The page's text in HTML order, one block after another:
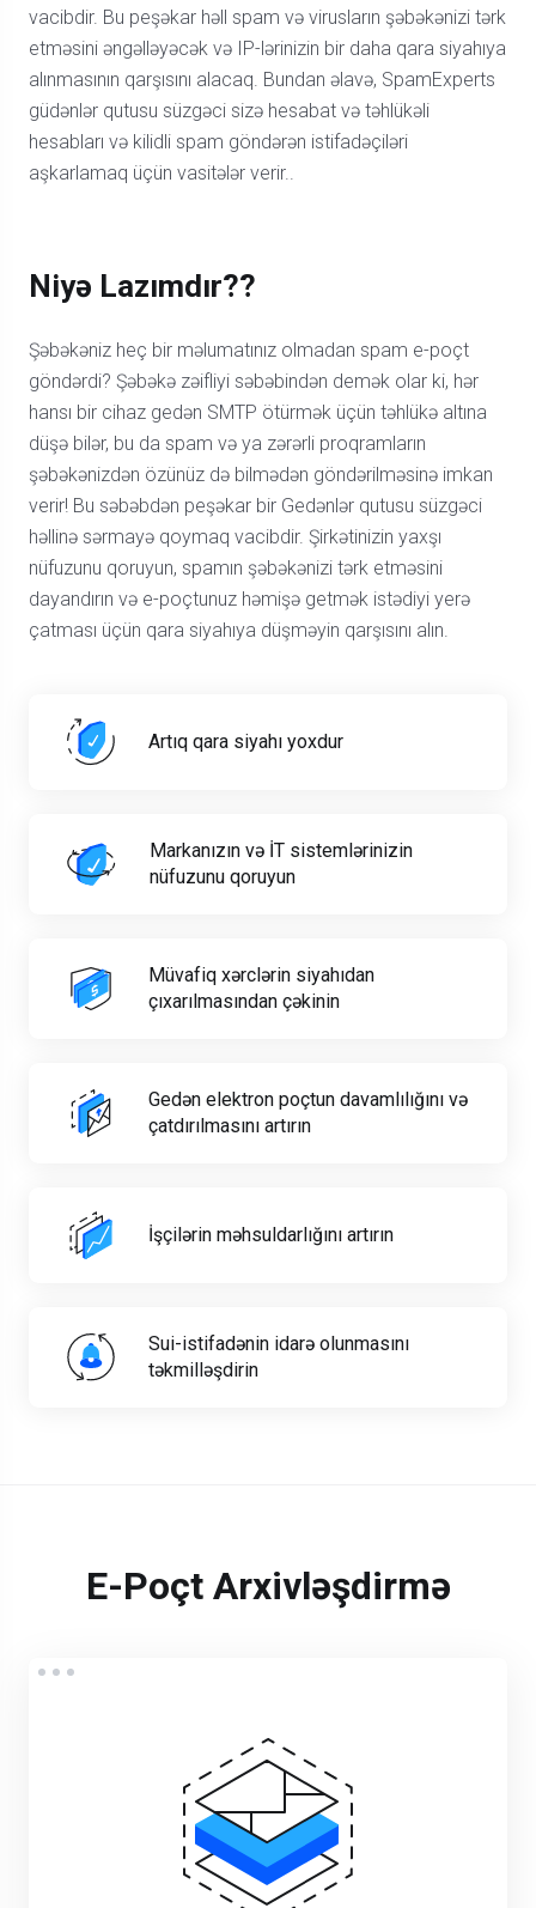
vacibdir. Bu peşəkar həll spam və virusların şəbəkənizi tərk
etməsini əngəlləyəcək və IP-lərinizin bir daha qara siyahıya
alınmasının qarşısını alacaq. Bundan əlavə, SpamExperts
güdənlər qutusu süzgəci sizə hesabat və təhlükəli
hesabları və kilidli spam göndərən istifadəçiləri
aşkarlamaq üçün vasitələr verir..
Niyə Lazımdır??
Şəbəkəniz heç bir məlumatınız olmadan spam e-poçt
göndərdi? Şəbəkə zəifliyi səbəbindən demək olar ki, hər
hansı bir cihaz gedən SMTP ötürmək üçün təhlükə altına
düşə bilər, bu da spam və ya zərərli proqramların
şəbəkənizdən özünüz də bilmədən göndərilməsinə imkan
verir! Bu səbəbdən peşəkar bir Gedənlər qutusu süzgəci
həllinə sərmayə qoymaq vacibdir. Şirkətinizin yaxşı
nüfuzunu qoruyun, spamın şəbəkənizi tərk etməsini
dayandırın və e-poçtunuz həmişə getmək istədiyi yerə
çatması üçün qara siyahıya düşməyin qarşısını alın.
Artıq qara siyahı yoxdur
Markanızın və İT sistemlərinizin
nüfuzunu qoruyun
Müvafiq xərclərin siyahıdan
çıxarılmasından çəkinin
Gedən elektron poçtun davamlılığını və
çatdırılmasını artırın
İşçilərin məhsuldarlığını artırın
Sui-istifadənin idarə olunmasını
təkmilləşdirin
E-Poçt Arxivləşdirmə